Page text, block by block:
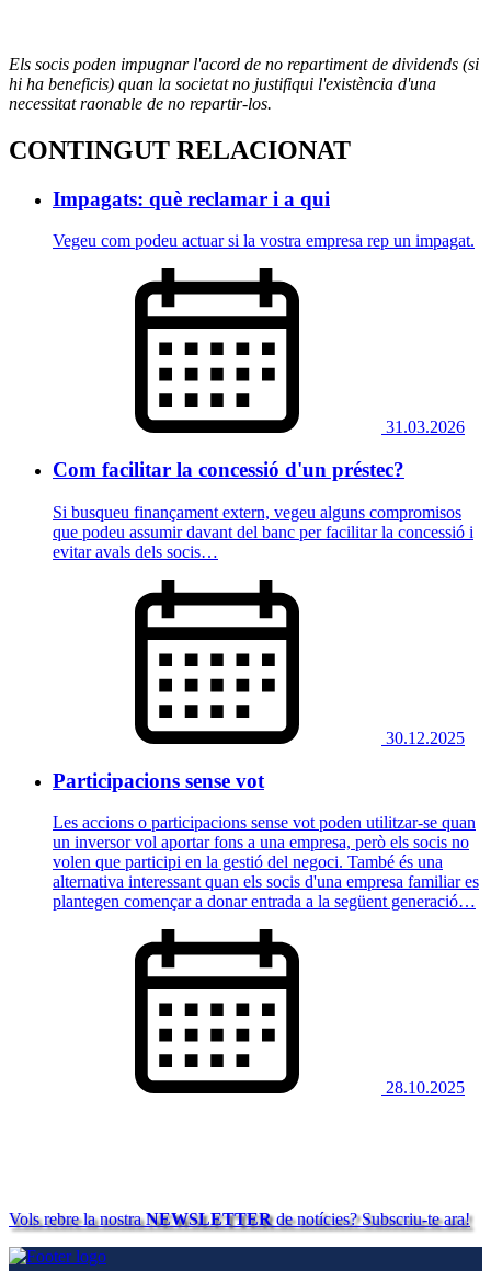
Els socis poden impugnar l'acord de no repartiment de dividends (si
hi ha beneficis) quan la societat no justifiqui l'existència d'una
necessitat raonable de no repartir-los.
CONTINGUT RELACIONAT
Impagats: què reclamar i a qui
Vegeu com podeu actuar si la vostra empresa rep un impagat.
31.03.2026
Com facilitar la concessió d'un préstec?
Si busqueu finançament extern, vegeu alguns compromisos
que podeu assumir davant del banc per facilitar la concessió i
evitar avals dels socis…
30.12.2025
Participacions sense vot
Les accions o participacions sense vot poden utilitzar-se quan
un inversor vol aportar fons a una empresa, però els socis no
volen que participi en la gestió del negoci. També és una
alternativa interessant quan els socis d'una empresa familiar es
plantegen començar a donar entrada a la següent generació…
28.10.2025
Vols rebre la nostraNEWSLETTERde notícies? Subscriu-te ara!